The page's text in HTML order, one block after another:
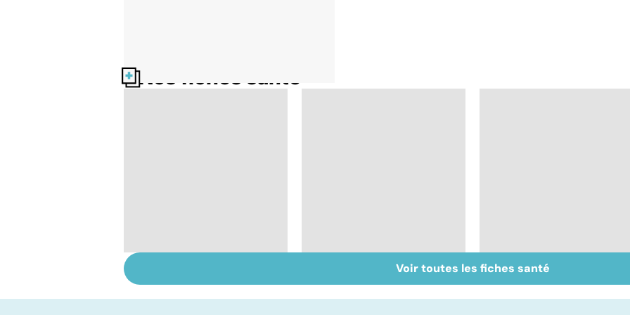
Nos fiches santé
jouissez-vous ?
Plaisir féminin : le
clitoris, cet inconnu !
Centenaires, des
exemples de
Voir toutes les fiches santé